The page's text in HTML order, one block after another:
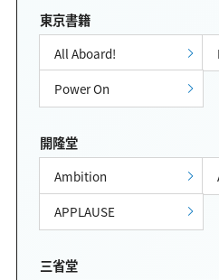
東京書籍
All Aboard!
Power On
開隆堂
Ambition
APPLAUSE
三省堂